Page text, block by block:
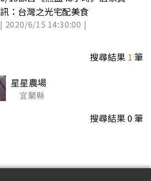
訊：台灣之光宅配美食
| 2020/6/15 14:30:00 |
搜尋結果 1筆
星星農場
宜蘭縣
搜尋結果0筆